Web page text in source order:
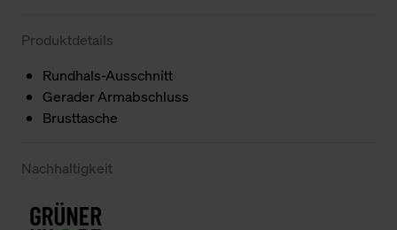
Produktdetails
Rundhals-Ausschnitt
Gerader Armabschluss
Brusttasche
Nachhaltigkeit